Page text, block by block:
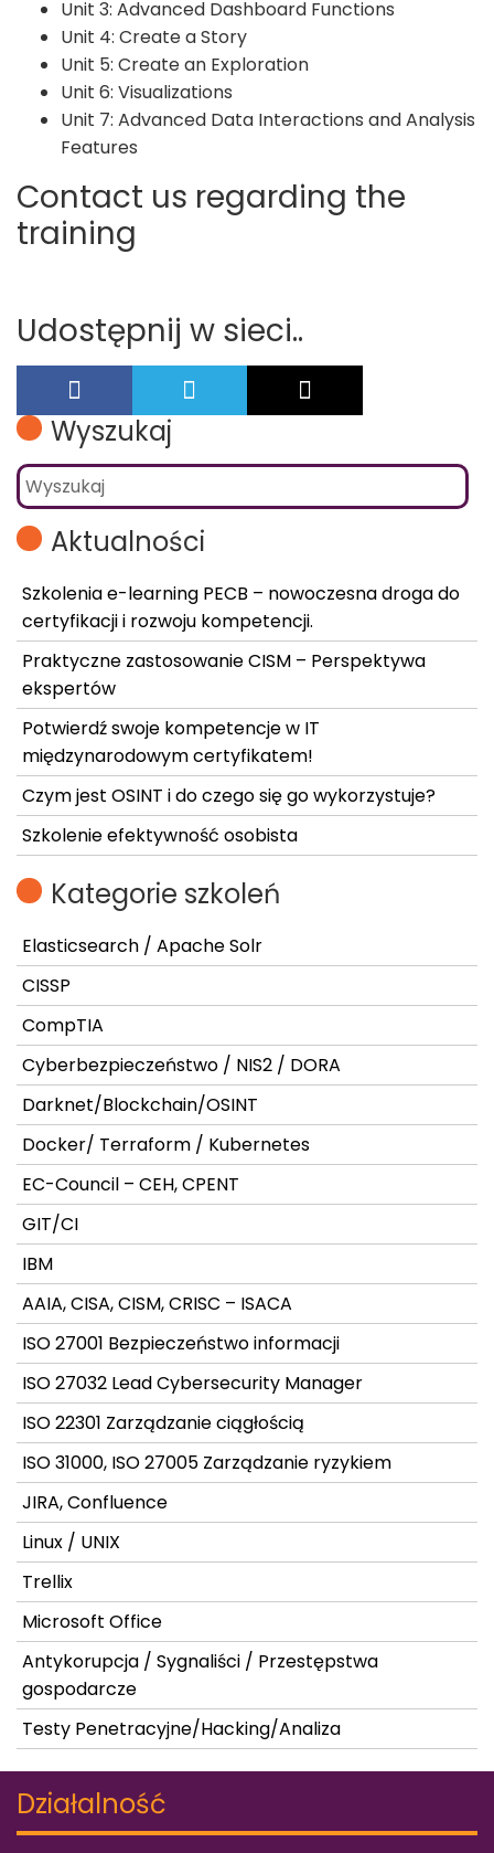
Unit 3: Advanced Dashboard Functions
Unit 4: Create a Story
Unit 5: Create an Exploration
Unit 6: Visualizations
Unit 7: Advanced Data Interactions and Analysis
Features
Contact us regarding the
training
Udostępnij w sieci..
Wyszukaj
Aktualności
Szkolenia e-learning PECB – nowoczesna droga do
certyfikacji i rozwoju kompetencji.
Praktyczne zastosowanie CISM – Perspektywa
ekspertów
Potwierdź swoje kompetencje w IT
międzynarodowym certyfikatem!
Czym jest OSINT i do czego się go wykorzystuje?
Szkolenie efektywność osobista
Kategorie szkoleń
Elasticsearch / Apache Solr
CISSP
CompTIA
Cyberbezpieczeństwo / NIS2 / DORA
Darknet/Blockchain/OSINT
Docker/ Terraform / Kubernetes
EC-Council – CEH, CPENT
GIT/CI
IBM
AAIA, CISA, CISM, CRISC – ISACA
ISO 27001 Bezpieczeństwo informacji
ISO 27032 Lead Cybersecurity Manager
ISO 22301 Zarządzanie ciągłością
ISO 31000, ISO 27005 Zarządzanie ryzykiem
JIRA, Confluence
Linux / UNIX
Trellix
Microsoft Office
Antykorupcja / Sygnaliści / Przestępstwa
gospodarcze
Testy Penetracyjne/Hacking/Analiza
Działalność